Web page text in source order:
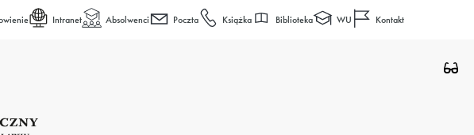
Intranet Absolwenci Poczta Książka Biblioteka WU Kontakt